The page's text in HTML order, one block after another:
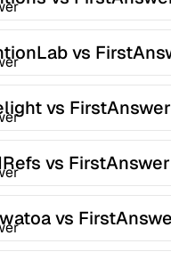
vs
vs FirstAnswer
vs FirstAnswer
vs